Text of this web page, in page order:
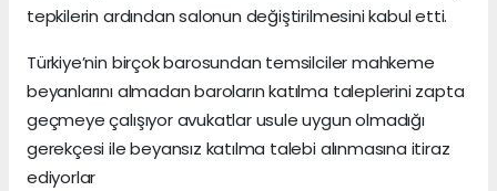
tepkilerin ardından salonun değiştirilmesini kabul etti.
Türkiye’nin birçok barosundan temsilciler mahkeme
beyanlarını almadan baroların katılma taleplerini zapta
geçmeye çalışıyor avukatlar usule uygun olmadığı
gerekçesi ile beyansız katılma talebi alınmasına itiraz
ediyorlar